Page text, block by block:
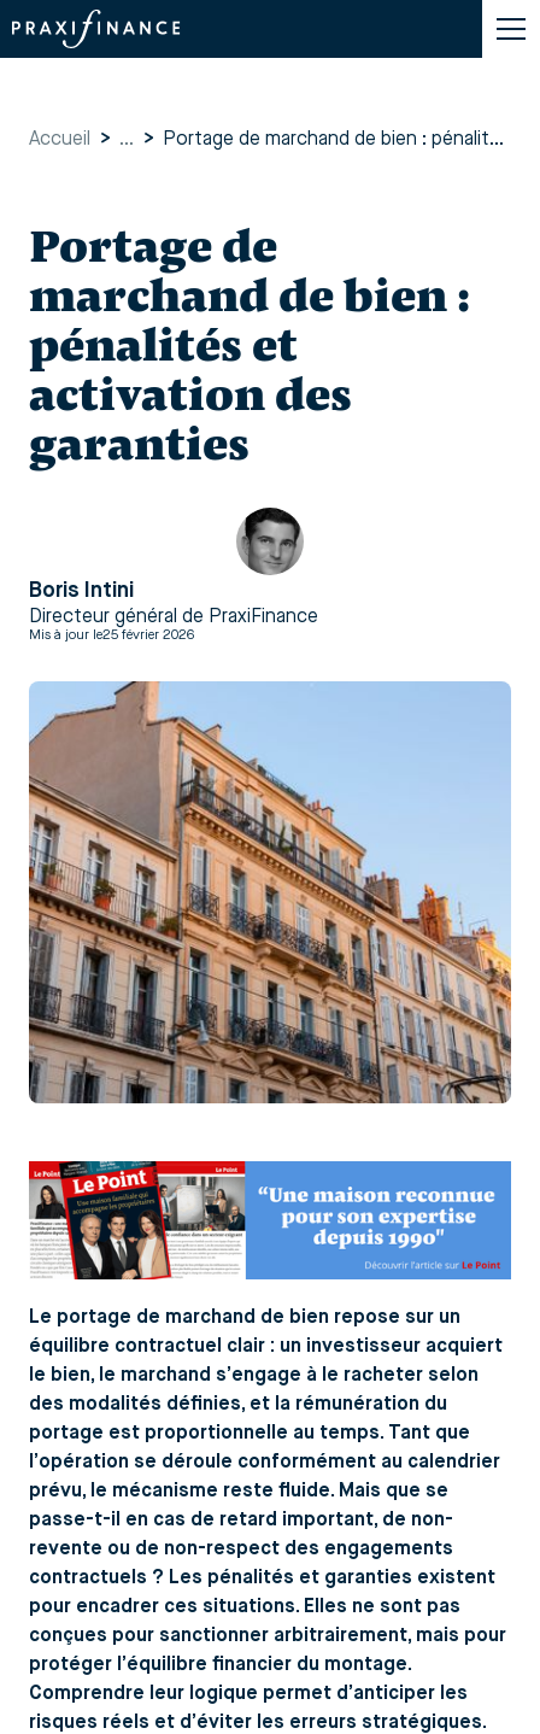
Accueil > ... > Portage de marchand de bien : pénalités et activation des garanties
Portage de
marchand de bien :
pénalités et
activation des
garanties
Boris Intini
Directeur général de PraxiFinance
Mis à jour le25 février 2026
Le portage de marchand de bien repose sur un
équilibre contractuel clair : un investisseur acquiert
le bien, le marchand s’engage à le racheter selon
des modalités définies, et la rémunération du
portage est proportionnelle au temps. Tant que
l’opération se déroule conformément au calendrier
prévu, le mécanisme reste fluide. Mais que se
passe-t-il en cas de retard important, de non-
revente ou de non-respect des engagements
contractuels ? Les pénalités et garanties existent
pour encadrer ces situations. Elles ne sont pas
conçues pour sanctionner arbitrairement, mais pour
protéger l’équilibre financier du montage.
Comprendre leur logique permet d’anticiper les
risques réels et d’éviter les erreurs stratégiques.